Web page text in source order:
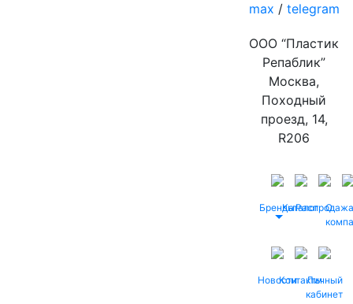
max / telegram
ООО “Пластик
Репаблик”
Москва,
Походный
проезд, 14,
R206
БрендыКаталог
Распродажа
О
НовостиКонтактыЛичный
кабинет